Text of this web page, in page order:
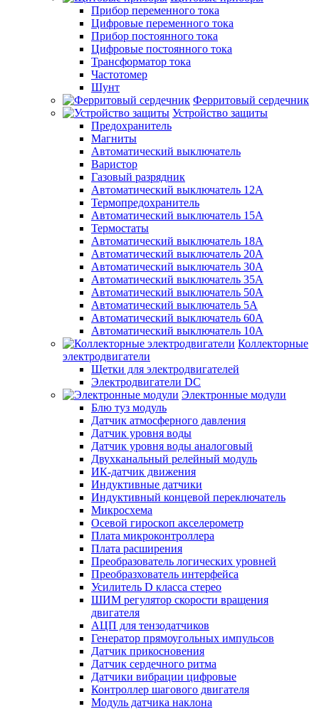
Прибор переменного тока
Цифровые переменного тока
Прибор постоянного тока
Цифровые постоянного тока
Трансформатор тока
Частотомер
Шунт
Ферритовый сердечник
Устройство защиты
Предохранитель
Магниты
Автоматический выключатель
Варистор
Газовый разрядник
Автоматический выключатель 12А
Термопредохранитель
Автоматический выключатель 15А
Термостаты
Автоматический выключатель 18А
Автоматический выключатель 20А
Автоматический выключатель 30А
Автоматический выключатель 35А
Автоматический выключатель 50А
Автоматический выключатель 5А
Автоматический выключатель 60А
Автоматический выключатель 10А
Коллекторные
электродвигатели
Щетки для электродвигателей
Электродвигатели DC
Электронные модули
Блю туз модуль
Датчик атмосферного давления
Датчик уровня воды
Датчик уровня воды аналоговый
Двухканальный релейный модуль
ИК-датчик движения
Индуктивные датчики
Индуктивный концевой переключатель
Микросхема
Осевой гироскоп акселерометр
Плата микроконтроллера
Плата расширения
Преобразователь логических уровней
Преобразхователь интерфейса
Усилитель D класса стерео
ШИМ регулятор скорости вращения
двигателя
АЦП для тензодатчиков
Генератор прямоугольных импульсов
Датчик прикосновения
Датчик сердечного ритма
Датчики вибрации цифровые
Контроллер шагового двигателя
Модуль датчика наклона